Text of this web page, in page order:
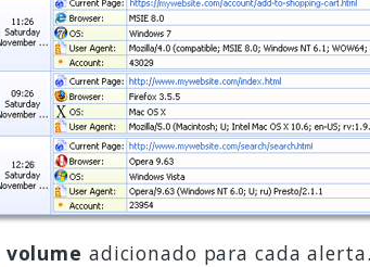
adicionado para cada